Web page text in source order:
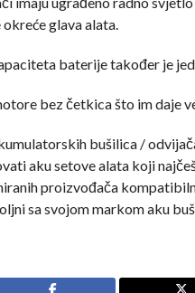
okreće glava alata.
baterije također je
bez četkica što im daje
bušilica /
aku setove alata koji
proizvođača
sa svojom markom aku